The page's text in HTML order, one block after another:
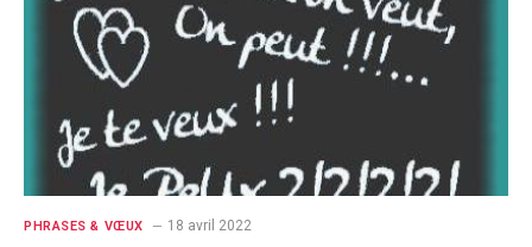
PHRASES & VŒUX 18 avril 2022